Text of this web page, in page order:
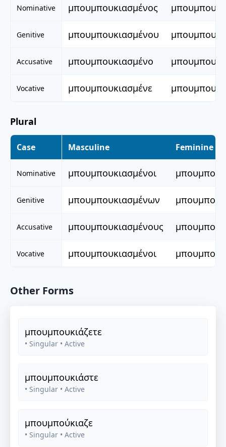
Nominative μπουμπουκιασμένος
Genitive μπουμπουκιασμένου
Accusative μπουμπουκιασμένο
Vocative μπουμπουκιασμένε
Plural
Case Masculine Feminine
Nominative μπουμπουκιασμένοι
Genitive μπουμπουκιασμένων
Accusative μπουμπουκιασμένους
Vocative μπουμπουκιασμένοι
Other Forms
μπουμπουκιάζετε
• Singular • Active
μπουμπουκιάστε
• Singular • Active
μπουμπούκιαζε
• Singular • Active